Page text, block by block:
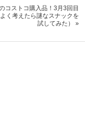
コストコ購入品！3月3回目
く考えたら謎なスナックを
試してみた） »